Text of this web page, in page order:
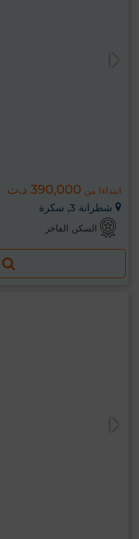
ابتداءا من 390,000 د.ت
شطرانة 3, سكرة
السكن الفاخر